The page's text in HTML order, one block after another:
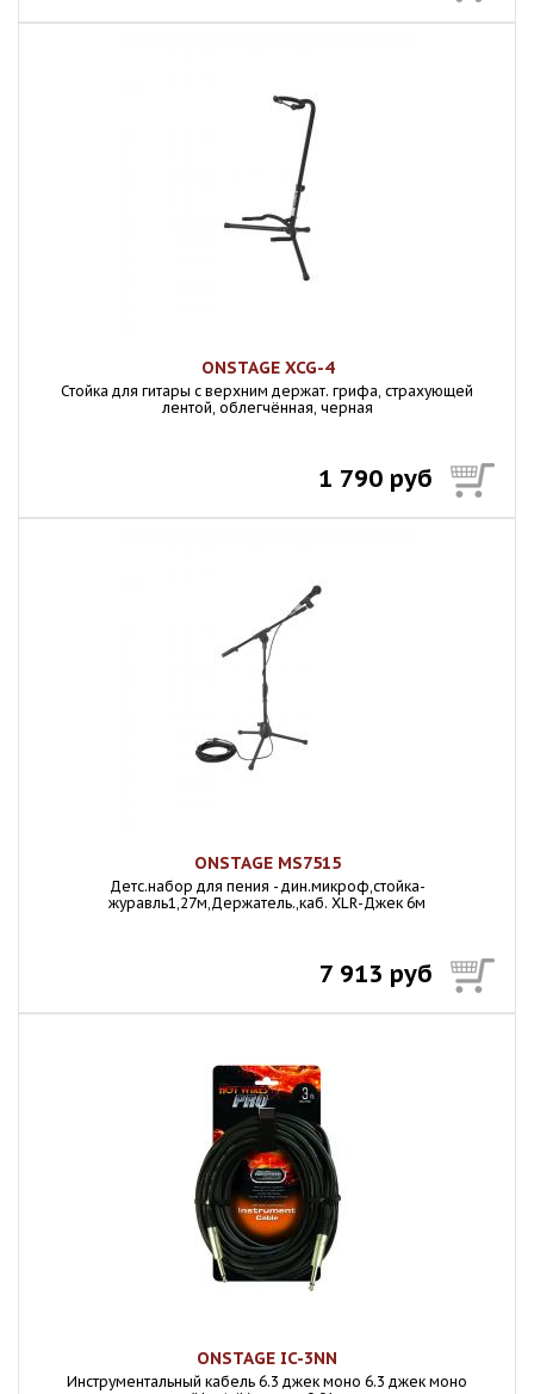
ONSTAGE XCG-4
Стойка для гитары с верхним держат. грифа, страхующей
лентой, облегчённая, черная
1 790 руб
ONSTAGE MS7515
Детс.набор для пения - дин.микроф,стойка-
журавль1,27м,Держатель.,каб. XLR-Джек 6м
7 913 руб
ONSTAGE IC-3NN
Инструментальный кабель 6.3 джек моно 6.3 джек моно